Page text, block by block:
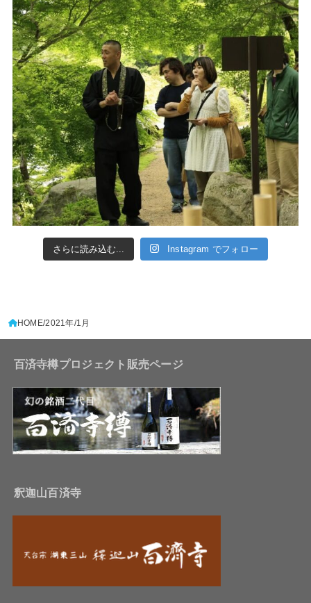
さらに読み込む... Instagram でフォロー
HOME 2021年 1月
百済寺樽プロジェクト販売ページ
釈迦山百済寺